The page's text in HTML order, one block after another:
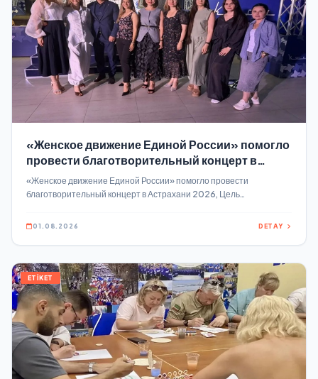
«Женское движение Единой России» помогло
провести благотворительный концерт в
Астрахани
«Женское движение Единой России» помогло провести
благотворительный концерт в Астрахани 2026, Цель
жизненной ситуации Программу концерта «Музыка детям»
астраханских артистов.
01.08.2026 DETAY
ETİKET